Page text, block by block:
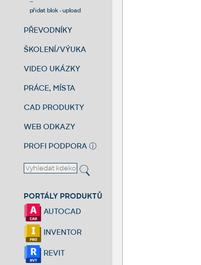
přidat blok - upload
PŘEVODNÍKY
ŠKOLENÍ/VÝUKA
VIDEO UKÁZKY
PRÁCE, MÍSTA
CAD PRODUKTY
WEB ODKAZY
PROFI PODPORA ⓘ
PORTÁLY PRODUKTŮ
AUTOCAD
INVENTOR
REVIT